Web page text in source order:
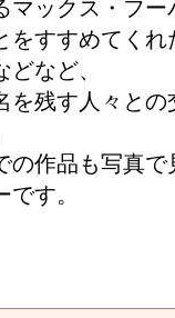
マックス・フー
をすすめてくれ
など、
を残す人々との
の作品も写真で
す。